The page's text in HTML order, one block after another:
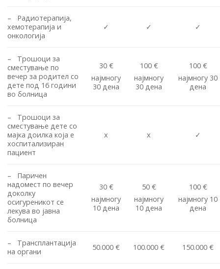
– Радиотерапија,
хемотерапија и
онкологија
✓ ✓ ✓
– Трошоци за
сместување по
вечер за родител со
дете под 16 години
во болница
30 €
најмногу
30 дена
100 €
најмногу
30 дена
100 €
најмногу 30
дена
– Трошоци за
сместување дете со
мајка доилка која е
хоспитализиран
пациент
x x ✓
– Паричен
надомест по вечер
доколку
осигуреникот се
лекува во јавна
болница
30 €
најмногу
10 дена
50 €
најмногу
10 дена
100 €
најмногу 10
дена
– Трансплантација
на органи
50.000 € 100.000 € 150.000 €